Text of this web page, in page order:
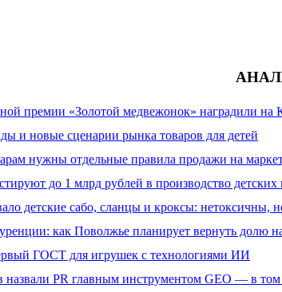
премии «Золотой медвежонок» наградили на
и новые сценарии рынка товаров для детей
нужны отдельные правила продажи на
до 1 млрд рублей в производство детских
детские сабо, сланцы и кроксы: нетоксичны,
как Поволжье планирует вернуть долю
ГОСТ для игрушек с технологиями ИИ
назвали PR главным инструментом GEO — в